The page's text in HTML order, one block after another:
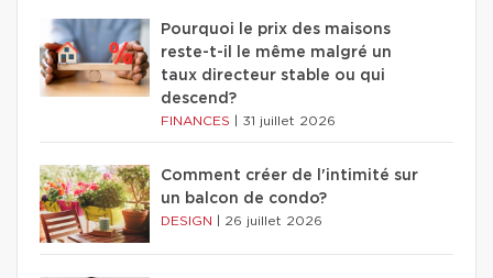
Pourquoi le prix des maisons
reste-t-il le même malgré un
taux directeur stable ou qui
descend?
FINANCES 31 juillet 2026
Comment créer de l'intimité sur
un balcon de condo?
DESIGN 26 juillet 2026